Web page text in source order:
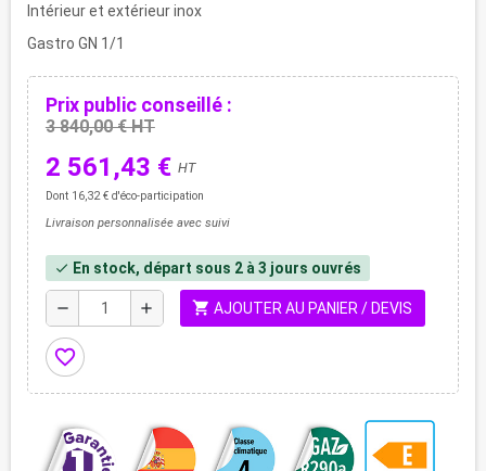
Intérieur et extérieur inox
Gastro GN 1/1
Prix public conseillé :
3 840,00 € HT
2 561,43 € HT
Dont 16,32 € d'éco-participation
Livraison personnalisée avec suivi
check En stock, départ sous 2 à 3 jours ouvrés
remove add shopping_cart AJOUTER AU PANIER / DEVIS
favorite_border